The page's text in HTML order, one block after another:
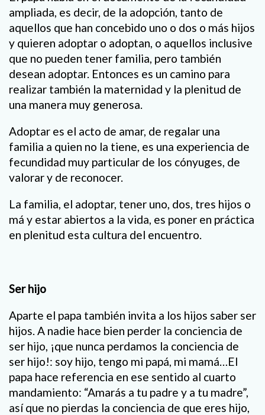
ampliada, es decir, de la adopción, tanto de
aquellos que han concebido uno o dos o más hijos
y quieren adoptar o adoptan, o aquellos inclusive
que no pueden tener familia, pero también
desean adoptar. Entonces es un camino para
realizar también la maternidad y la plenitud de
una manera muy generosa.
Adoptar es el acto de amar, de regalar una
familia a quien no la tiene, es una experiencia de
fecundidad muy particular de los cónyuges, de
valorar y de reconocer.
La familia, el adoptar, tener uno, dos, tres hijos o
má y estar abiertos a la vida, es poner en práctica
en plenitud esta cultura del encuentro.
Ser hijo
Aparte el papa también invita a los hijos saber ser
hijos. A nadie hace bien perder la conciencia de
ser hijo, ¡que nunca perdamos la conciencia de
ser hijo!: soy hijo, tengo mi papá, mi mamá…El
papa hace referencia en ese sentido al cuarto
mandamiento: “Amarás a tu padre y a tu madre”,
así que no pierdas la conciencia de que eres hijo,